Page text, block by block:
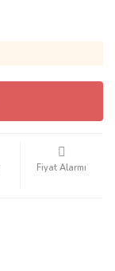
Fiyat Alarmı